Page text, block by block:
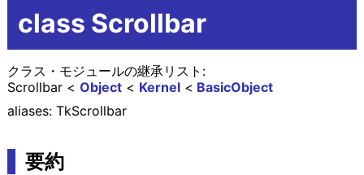
class Scrollbar
クラス・モジュールの継承リスト:
BasicObject
Kernel
Object
Scrollbar
aliases: TkScrollbar
要約